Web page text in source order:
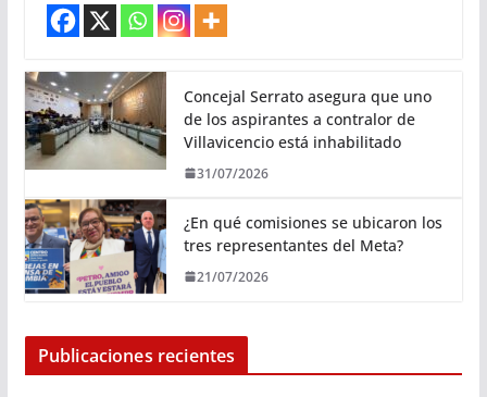
Concejal Serrato asegura que uno
de los aspirantes a contralor de
Villavicencio está inhabilitado
31/07/2026
¿En qué comisiones se ubicaron los
tres representantes del Meta?
21/07/2026
Publicaciones recientes